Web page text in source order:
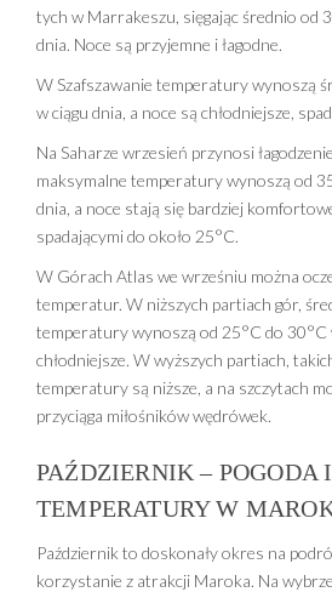
tych w Marrakeszu, sięgając średnio od
dnia. Noce są przyjemne i łagodne.
W Szafszawanie temperatury wynoszą
w ciągu dnia, a noce są chłodniejsze,
Na Saharze wrzesień przynosi
maksymalne temperatury wynoszą od
dnia, a noce stają się bardziej
spadającymi do około 25°C.
W Górach Atlas we wrześniu można
temperatur. W niższych partiach gór,
temperatury wynoszą od 25°C do 30°C
chłodniejsze. W wyższych partiach,
temperatury są niższe, a na szczytach
przyciąga miłośników wędrówek.
PAŹDZIERNIK – POGODA I
TEMPERATURY W
Październik to doskonały okres na
korzystanie z atrakcji Maroka. Na